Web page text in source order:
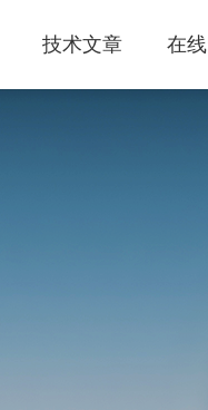
技术文章 在